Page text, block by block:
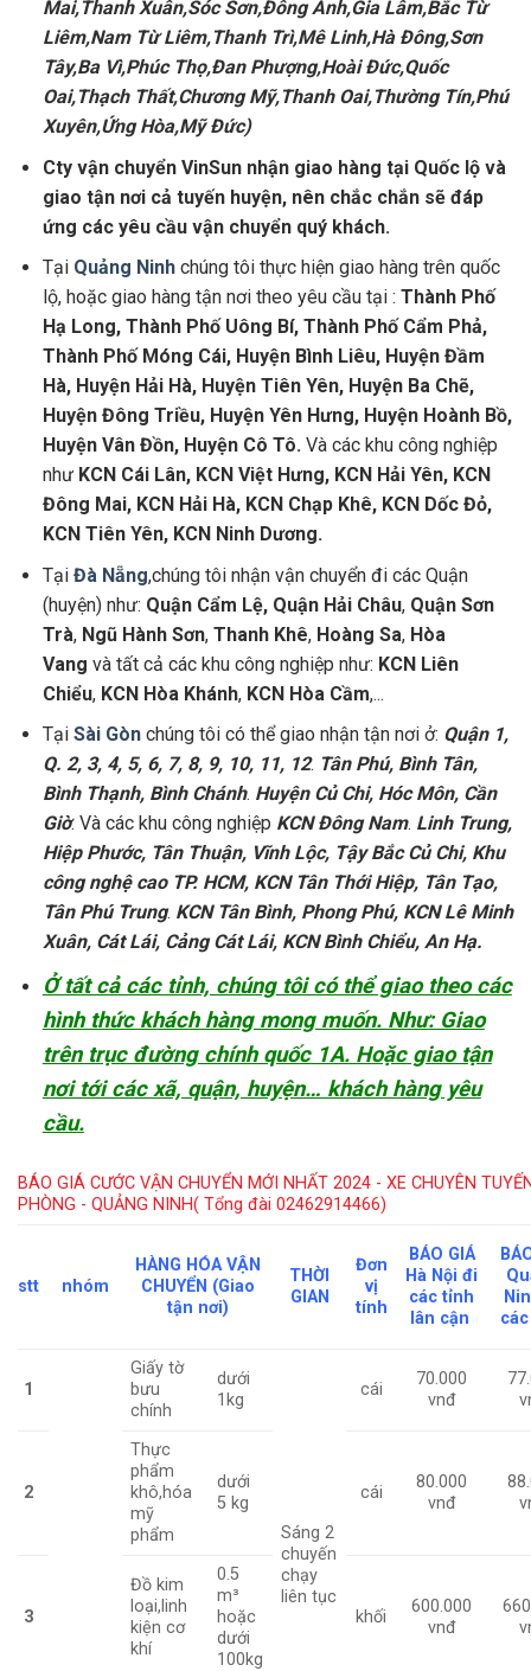
Mai,Thanh Xuân,Sóc Sơn,Đông Anh,Gia Lâm,Bắc Từ
Liêm,Nam Từ Liêm,Thanh Trì,Mê Linh,Hà Đông,Sơn
Tây,Ba Vì,Phúc Thọ,Đan Phượng,Hoài Đức,Quốc
Oai,Thạch Thất,Chương Mỹ,Thanh Oai,Thường Tín,Phú
Xuyên,Ứng Hòa,Mỹ Đức)
Cty vận chuyển VinSun nhận giao hàng tại Quốc lộ và
giao tận nơi cả tuyến huyện, nên chắc chắn sẽ đáp
ứng các yêu cầu vận chuyển quý khách.
Tại Quảng Ninhchúng tôi thực hiện giao hàng trên quốc
lộ, hoặc giao hàng tận nơi theo yêu cầu tại : Thành Phố
Hạ Long, Thành Phố Uông Bí, Thành Phố Cẩm Phả,
Thành Phố Móng Cái, Huyện Bình Liêu, Huyện Đầm
Hà, Huyện Hải Hà, Huyện Tiên Yên, Huyện Ba Chẽ,
Huyện Đông Triều, Huyện Yên Hưng, Huyện Hoành Bồ,
Huyện Vân Đồn, Huyện Cô Tô. Và các khu công nghiệp
nhưKCN Cái Lân, KCN Việt Hưng, KCN Hải Yên, KCN
Đông Mai, KCN Hải Hà, KCN Chạp Khê, KCN Dốc Đỏ,
KCN Tiên Yên, KCN Ninh Dương.
Tại Đà Nẵng,chúng tôi nhận vận chuyển đi các Quận
(huyện) như: Quận Cẩm Lệ, Quận Hải Châu,Quận Sơn
Trà,Ngũ Hành Sơn,Thanh Khê,Hoàng Sa,Hòa
Vang và tất cả các khu công nghiệp như: KCN Liên
Chiểu,KCN Hòa Khánh,KCN Hòa Cầm,...
Tại Sài Gònchúng tôi có thể giao nhận tận nơi ở: Quận 1,
Q. 2, 3, 4, 5, 6, 7, 8, 9, 10, 11, 12. Tân Phú, Bình Tân,
Bình Thạnh, Bình Chánh. Huyện Củ Chi, Hóc Môn, Cần
Giờ. Và các khu công nghiệp KCN Đông Nam. Linh Trung,
Hiệp Phước, Tân Thuận, Vĩnh Lộc, Tậy Bắc Củ Chi, Khu
công nghệ cao TP. HCM, KCN Tân Thới Hiệp, Tân Tạo,
Tân Phú Trung. KCN Tân Bình, Phong Phú, KCN Lê Minh
Xuân, Cát Lái, Cảng Cát Lái, KCN Bình Chiểu, An Hạ.
Ở tất cả các tỉnh, chúng tôi có thể giao theo các
hình thức khách hàng mong muốn. Như: Giao
trên trục đường chính quốc 1A. Hoặc giao tận
nơi tới các xã, quận, huyện… khách hàng yêu
cầu.
BÁO GIÁ CƯỚC VẬN CHUYỂN MỚI NHẤT 2024 - XE CHUYÊN
PHÒNG - QUẢNG NINH( Tổng đài 02462914466)
stt nhóm
HÀNG HÓA VẬN
CHUYỂN (Giao
tận nơi)
THỜI
GIAN
Đơn
vị
tính
BÁO GIÁ
Hà Nội đi
các tỉnh
lân cận
1
Giấy tờ
bưu
chính
dưới
1kg
Sáng 2
chuyến
chạy
liên tục
cái
70.000
vnđ
2
Thực
phẩm
khô,hóa
mỹ
phẩm
dưới
5 kg
cái
80.000
vnđ
3
Đồ kim
loại,linh
kiện cơ
khí
0.5
m³
hoặc
dưới
100kg
khối
600.000
vnđ